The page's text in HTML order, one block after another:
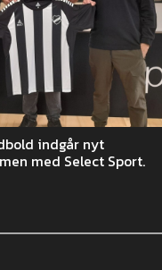
indgår nyt
med Select Sport.